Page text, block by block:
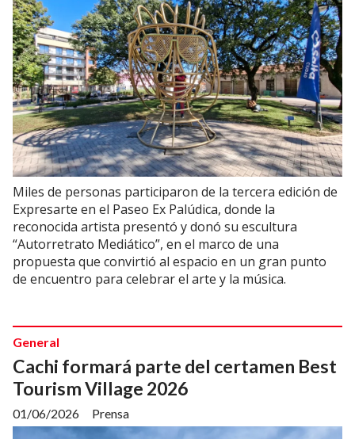
Miles de personas participaron de la tercera edición de
Expresarte en el Paseo Ex Palúdica, donde la
reconocida artista presentó y donó su escultura
“Autorretrato Mediático”, en el marco de una
propuesta que convirtió al espacio en un gran punto
de encuentro para celebrar el arte y la música.
Cachi formará parte del certamen Best
Tourism Village 2026
Prensa
General
01/06/2026